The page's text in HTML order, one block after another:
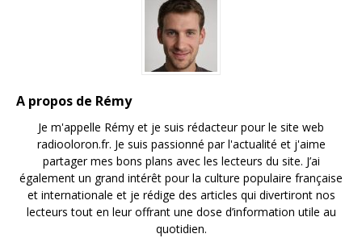
A propos de Rémy
Je m'appelle Rémy et je suis rédacteur pour le site web
radiooloron.fr. Je suis passionné par l'actualité et j'aime
partager mes bons plans avec les lecteurs du site. J’ai
également un grand intérêt pour la culture populaire française
et internationale et je rédige des articles qui divertiront nos
lecteurs tout en leur offrant une dose d’information utile au
quotidien.